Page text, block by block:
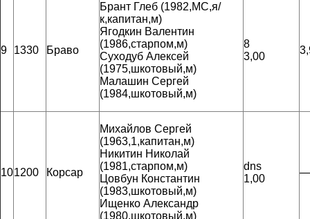
9 1330 Браво
Брант Глеб (1982,МС,я/
к,капитан,м)
Ягодкин Валентин
(1986,старпом,м)
Суходуб Алексей
(1975,шкотовый,м)
Малашин Сергей
(1984,шкотовый,м)
8
3,00
101200 Корсар
Михайлов Сергей
(1963,1,капитан,м)
Никитин Николай
(1981,старпом,м)
Цовбун Константин
(1983,шкотовый,м)
Ищенко Александр
(1980,шкотовый,м)
dns
1,00